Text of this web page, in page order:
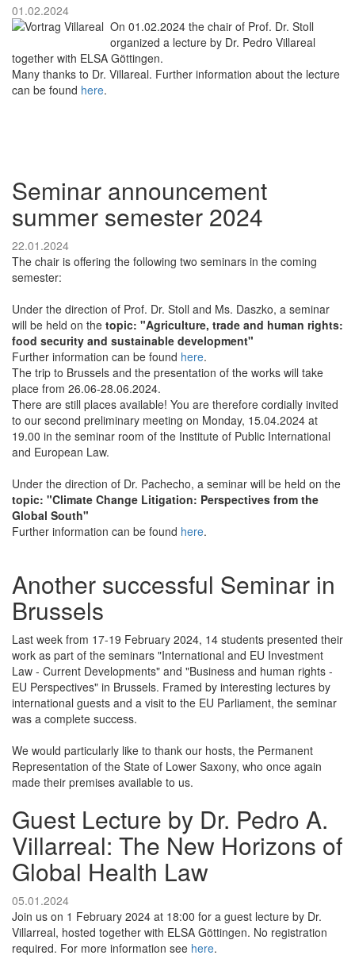
01.02.2024
On 01.02.2024 the chair of Prof. Dr. Stoll
organized a lecture by Dr. Pedro Villareal
together with ELSA Göttingen.
Many thanks to Dr. Villareal. Further information about the lecture
can be found here.
Seminar announcement
summer semester 2024
22.01.2024
The chair is offering the following two seminars in the coming
semester:
Under the direction of Prof. Dr. Stoll and Ms. Daszko, a seminar
will be held on the topic: "Agriculture, trade and human rights:
food security and sustainable development"
Further information can be found here.
The trip to Brussels and the presentation of the works will take
place from 26.06-28.06.2024.
There are still places available! You are therefore cordially invited
to our second preliminary meeting on Monday, 15.04.2024 at
19.00 in the seminar room of the Institute of Public International
and European Law.
Under the direction of Dr. Pachecho, a seminar will be held on the
topic: "Climate Change Litigation: Perspectives from the
Global South"
Further information can be found here.
Another successful Seminar in
Brussels
Last week from 17-19 February 2024, 14 students presented their
work as part of the seminars "International and EU Investment
Law - Current Developments" and "Business and human rights -
EU Perspectives" in Brussels. Framed by interesting lectures by
international guests and a visit to the EU Parliament, the seminar
was a complete success.
We would particularly like to thank our hosts, the Permanent
Representation of the State of Lower Saxony, who once again
made their premises available to us.
Guest Lecture by Dr. Pedro A.
Villarreal: The New Horizons of
Global Health Law
05.01.2024
Join us on 1 February 2024 at 18:00 for a guest lecture by Dr.
Villarreal, hosted together with ELSA Göttingen. No registration
required. For more information see here.